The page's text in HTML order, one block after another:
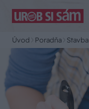
Úvod Poradňa Stavba